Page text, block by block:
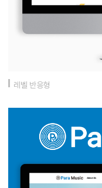
레벨 반응형